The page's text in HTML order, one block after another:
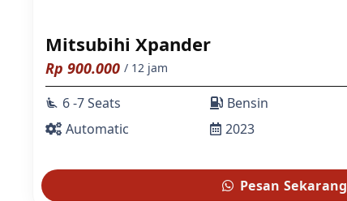
Mitsubihi Xpander
Rp 900.000 / 12 jam
airline_seat_recline_extra 6 -7 Seats
Automatic
Bensin
2023
Pesan Sekarang